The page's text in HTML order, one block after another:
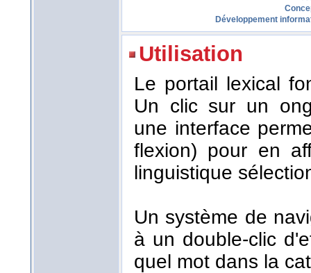
Développement
Utilisation
Le portail lexical
Un clic sur un
une interface
flexion) pour en
linguistique
Un système de
à un double-clic
quel mot dans la